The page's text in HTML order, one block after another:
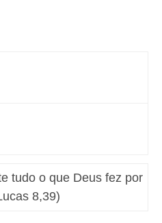
tudo o que Deus fez por
8,39)